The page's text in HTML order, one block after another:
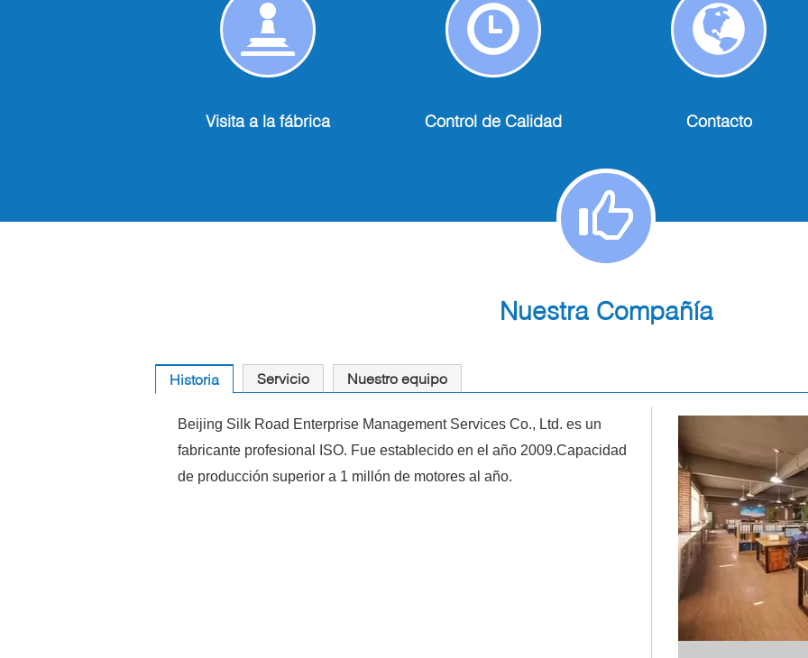
Visita
fábrica
Visita a la fábrica
Control
de
Calidad
Control de Calidad Contacto
Nuestra Compañía
Historia Servicio Nuestro equipo
Beijing Silk Road Enterprise Management Services Co., Ltd. es un
fabricante profesional ISO. Fue establecido en el año 2009.Capacidad
de producción superior a 1 millón de motores al año.